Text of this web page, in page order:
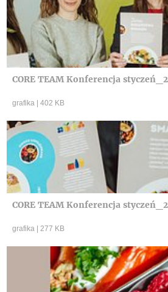
CORE TEAM Konferencja
grafika 402 KB
CORE TEAM Konferencja
grafika 277 KB